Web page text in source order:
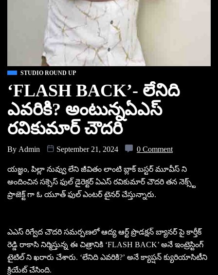
STUDIO ROUND UP
‘FLASH BACK’- లేనిది
ఎవరికి? అంటున్నఏఎస్
రవికుమార్ చౌదరి
By Admin September 21, 2024 0 Comment
యజ్ఞం, పిల్లా నువ్వు లేని జీవితం లాంటి బ్లాక్ బస్టర్ మూవీస్ ని
అందించిన సక్సెస్ ఫుల్ డైరెక్టర్ ఏఎస్ రవికుమార్ చౌదరి తన నెక్స్ట్
ప్రాజెక్ట్ గా ఓ యూత్ ఫుల్ ఎంటర్ టైనర్ చేస్తున్నారు.
ఎఎస్ రిగ్వేద చౌదరి సమర్పణలో ఆద్య ఆర్ట్ ప్రొడక్షన్ బ్యానర్ పై కార్తీక్
రెడ్డి రాకాసి నిర్మిస్తున్న ఈ చిత్రానికి ‘FLASH BACK’ అనే ఇంట్రెస్టింగ్
టైటిల్ ని ఖరారు చేశారు. ‘లేనిది ఎవరికి?’ అనే క్యాప్షన్ క్యురియాసిటీని
క్రియేట్ చేసింది.